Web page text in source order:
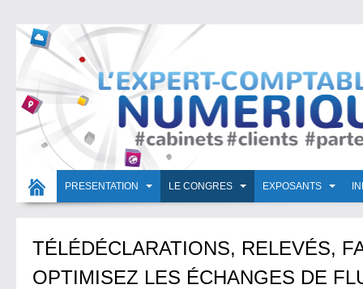
PRESENTATION LE CONGRES EXPOSANTS
TÉLÉDÉCLARATIONS, RELEVÉS,
OPTIMISEZ LES ÉCHANGES DE